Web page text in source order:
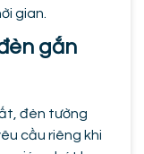
gian.
gắn
đèn tường
cầu riêng khi